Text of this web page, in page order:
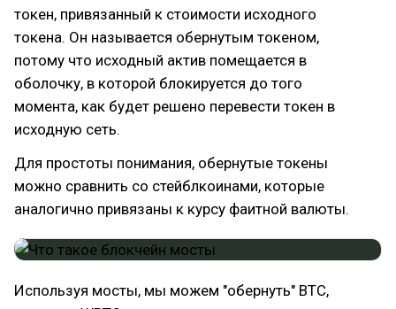
токен, привязанный к стоимости исходного
токена. Он называется обернутым токеном,
потому что исходный актив помещается в
оболочку, в которой блокируется до того
момента, как будет решено перевести токен в
исходную сеть.
Для простоты понимания, обернутые токены
можно сравнить со стейблкоинами, которые
аналогично привязаны к курсу фаитной валюты.
Используя мосты, мы можем "обернуть" BTC,